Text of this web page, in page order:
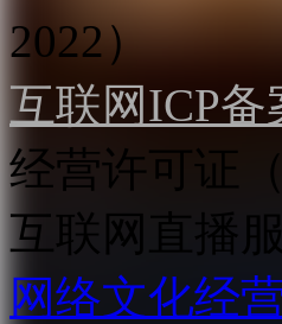
2022）
互联网ICP备
经营许可证
互联网直播
网络文化经